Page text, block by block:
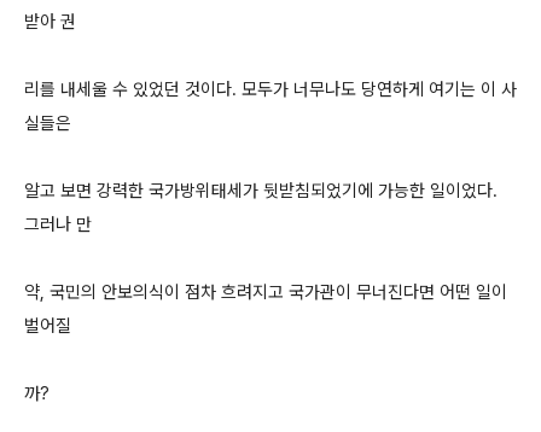
받아 권
리를 내세울 수 있었던 것이다. 모두가 너무나도 당연하게 여기는 이 사
실들은
알고 보면 강력한 국가방위태세가 뒷받침되었기에 가능한 일이었다.
그러나 만
약, 국민의 안보의식이 점차 흐려지고 국가관이 무너진다면 어떤 일이
벌어질
까?